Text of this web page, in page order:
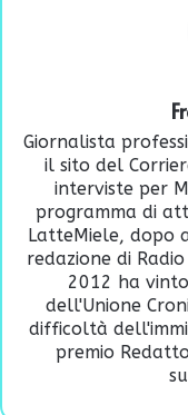
Giornalista
il sito del
interviste per
programma di
LatteMiele, dopo
redazione di
2012 ha
dell'Unione
difficoltà
premio